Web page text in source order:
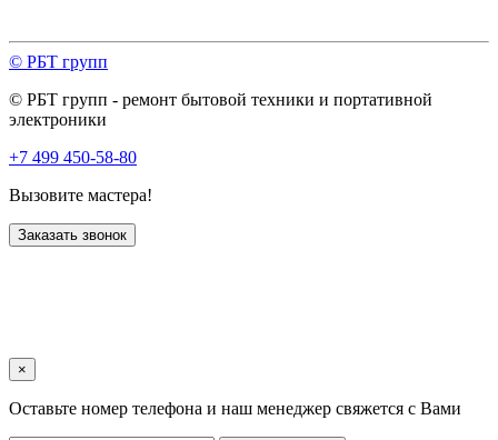
© РБТ групп
© РБТ групп - ремонт бытовой техники и портативной
электроники
+7 499 450-58-80
Вызовите мастера!
Заказать звонок
×
Оставьте номер телефона и наш менеджер свяжется с Вами